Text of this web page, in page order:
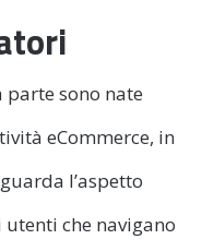
parte sono nate
eCommerce, in
l’aspetto
utenti che navigano